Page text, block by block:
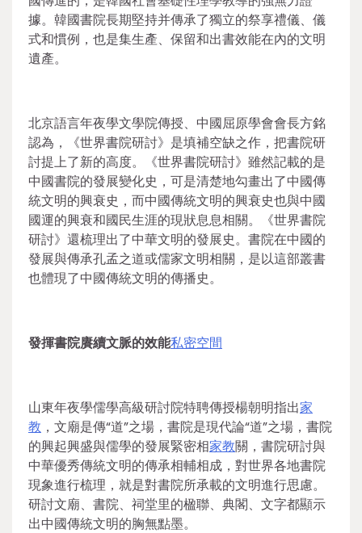
據。韓國書院長期堅持并傳承了獨立的祭享禮儀、儀
式和慣例，也是集生產、保留和出書效能在內的文明
遺產。
北京語言年夜學文學院傳授、中國屈原學會會長方銘
認為，《世界書院研討》是填補空缺之作，把書院研
討提上了新的高度。《世界書院研討》雖然記載的是
中國書院的發展變化史，可是清楚地勾畫出了中國傳
統文明的興衰史，而中國傳統文明的興衰史也與中國
國運的興衰和國民生涯的現狀息息相關。《世界書院
研討》還梳理出了中華文明的發展史。書院在中國的
發展與傳承孔孟之道或儒家文明相關，是以這部叢書
也體現了中國傳統文明的傳播史。
發揮書院賡續文脈的效能私密空間
山東年夜學儒學高級研討院特聘傳授楊朝明指出家
教 ，文廟是傳“道”之場，書院是現代論“道”之場，書院
的興起興盛與儒學的發展緊密相家教關，書院研討與
中華優秀傳統文明的傳承相輔相成，對世界各地書院
現象進行梳理，就是對書院所承載的文明進行思慮。
研討文廟、書院、祠堂里的楹聯、典閣、文字都顯示
出中國傳統文明的胸無點墨。